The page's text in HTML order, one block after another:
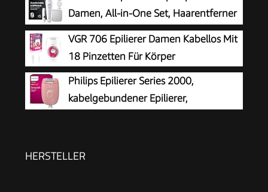
und rasieren, Haarentferner für Damen, Modell
BRE237/00
Damen, All-in-One Set, Haarentferner
für Langanhaltende Haarentfernung,
Ladyshaver, Wasserdicht — Inkl. Facespa
Gesichtshaarentferner — 9-381, Weiß/Silber
VGR 706 Epilierer Damen Kabellos Mit
18 Pinzetten Für Körper
Philips Epilierer Series 2000,
kabelgebundener Epilierer,
HERSTELLER